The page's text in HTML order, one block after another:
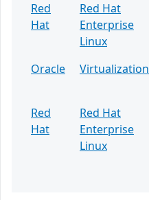
Red
Hat
Red Hat
Enterprise
Linux
Oracle
Virtualization
Red
Hat
Red Hat
Enterprise
Linux